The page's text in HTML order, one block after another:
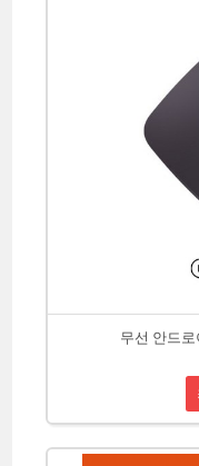
무선 안드로